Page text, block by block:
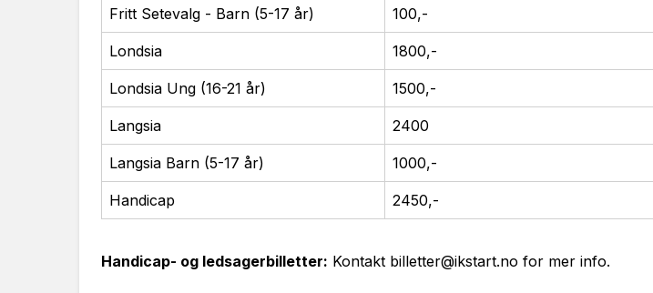
Fritt Setevalg - Barn (5-17 år) 100,-
Londsia 1800,-
Londsia Ung (16-21 år) 1500,-
Langsia 2400
Langsia Barn (5-17 år) 1000,-
Handicap 2450,-
Handicap- og ledsagerbilletter: Kontakt billetter@ikstart.no for mer info.